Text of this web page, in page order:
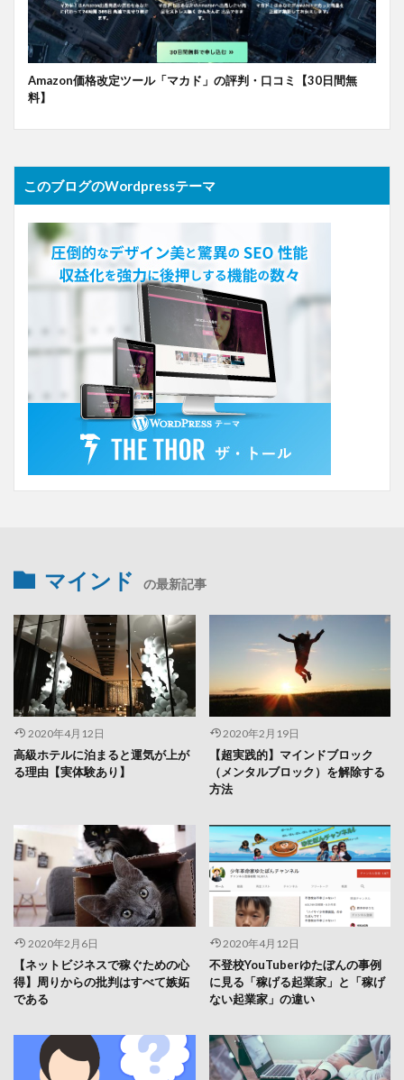
Amazon価格改定ツール「マカド」の評判・口コミ【30日間無
料】
このブログのWordpressテーマ
マインド の最新記事
2020年4月12日
高級ホテルに泊まると運気が上が
る理由【実体験あり】
2020年2月19日
【超実践的】マインドブロック
（メンタルブロック）を解除する
方法
2020年2月6日
【ネットビジネスで稼ぐための心
得】周りからの批判はすべて嫉妬
である
2020年4月12日
不登校YouTuberゆたぼんの事例
に見る「稼げる起業家」と「稼げ
ない起業家」の違い